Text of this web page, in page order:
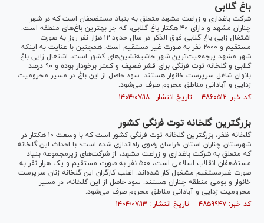
باغ گلابی
شرکت باغداری و زراعت مشهد متعلق به بنیاد مستضعفان است که در شهر
چناران مشهد و دارای ۴۰ هکتار باغ گلابی، که جز بهترین باغ‌های منطقه است.
اشتغال زایی باغ گلابی فوق الذکر در سال حدود ۱۲ هزار نفر روز به صورت
مستقیم و ۲۰۰۰ نفر به صورت غیر مستقیم است. همچنین با عنایت به اینکه
شهر مشهد پرجمعیت‌ترین شهر حاشیه‌نشین‌های کشور است، اشتغال زایی باغ
گلابی و گلخانه توت فرنگی برای قشر ضعیف و کمتر برخودار بوده و ۹۰ درصد
بانوان شاغل سرپرست خانوار هستند. سود حاصل از این باغ در مسیر محرومیت
زدایی و آبادانی مناطق محروم صرف می‌شود.
کد خبر: ۴۸۶۰۵۱۲ تاریخ انتشار : ۱۴۰۴/۰۷/۱۸
بزرگترین گلخانه توت فرنگی کشور
گلخانه ظفر، بزرگترین گلخانه توت فرنگی کشور است که با وسعت ۱۰ هکتار در
شهرستان چناران استان خراسان رضوی راه‌اندازی شده است؛ با احداث این گلخانه
که متعلق به شرکت باغداری و زراعت مشهد، از شرکت‌های زیرمجموعه بنیاد
مستضعفان انقلاب اسلامی است، ۵۰۰ نفر به صورت مستقیم و یک هزار نفر به
صورت غیرمستقیم مشغول کار شده‌اند. اغلب کارگران این گلخانه زنان سرپرست
خانوار و بومی منطقه چناران هستند. سود حاصل از این گلخانه، در مسیر
محرومیت زدایی و آبادانی مناطق محروم صرف می‌شود.
کد خبر: ۴۸۵۹۹۴۷ تاریخ انتشار : ۱۴۰۴/۰۷/۱۳